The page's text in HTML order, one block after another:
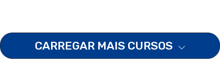
CARREGAR MAIS CURSOS